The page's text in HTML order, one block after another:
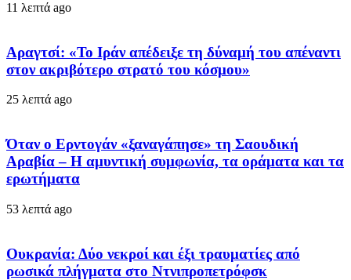
11 λεπτά ago
Αραγτσί: «Το Ιράν απέδειξε τη δύναμή του απέναντι
στον ακριβότερο στρατό του κόσμου»
25 λεπτά ago
Όταν ο Ερντογάν «ξαναγάπησε» τη Σαουδική
Αραβία – Η αμυντική συμφωνία, τα οράματα και τα
ερωτήματα
53 λεπτά ago
Ουκρανία: Δύο νεκροί και έξι τραυματίες από
ρωσικά πλήγματα στο Ντνιπροπετρόφσκ